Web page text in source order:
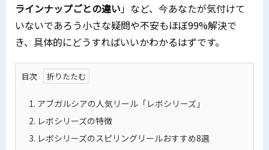
ラインナップごとの違い」など、今あなたが気付けて
いないであろう小さな疑問や不安もほぼ99%解決で
き、具体的にどうすればいいかわかるはずです。
目次
1. アブガルシアの人気リール「レボシリーズ」
2. レボシリーズの特徴
3. レボシリーズのスピリングリールおすすめ8選